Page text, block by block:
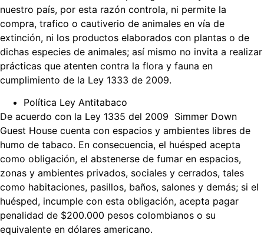
nuestro país, por esta razón controla, ni permite la
compra, trafico o cautiverio de animales en vía de
extinción, ni los productos elaborados con plantas o de
dichas especies de animales; así mismo no invita a realizar
prácticas que atenten contra la flora y fauna en
cumplimiento de la Ley 1333 de 2009.
Política Ley Antitabaco
De acuerdo con la Ley 1335 del 2009 Simmer Down
Guest House cuenta con espacios y ambientes libres de
humo de tabaco. En consecuencia, el huésped acepta
como obligación, el abstenerse de fumar en espacios,
zonas y ambientes privados, sociales y cerrados, tales
como habitaciones, pasillos, baños, salones y demás; si el
huésped, incumple con esta obligación, acepta pagar
penalidad de $200.000 pesos colombianos o su
equivalente en dólares americano.